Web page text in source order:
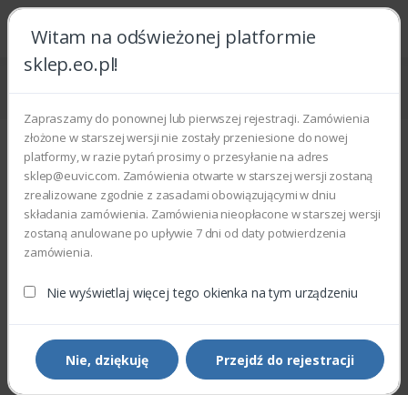
Witam na odświeżonej platformie
sklep.eo.pl!
Zapraszamy do ponownej lub pierwszej rejestracji. Zamówienia
złożone w starszej wersji nie zostały przeniesione do nowej
platformy, w razie pytań prosimy o przesyłanie na adres
sklep@euvic.com. Zamówienia otwarte w starszej wersji zostaną
zrealizowane zgodnie z zasadami obowiązującymi w dniu
składania zamówienia. Zamówienia nieopłacone w starszej wersji
zostaną anulowane po upływie 7 dni od daty potwierdzenia
zamówienia.
Nie wyświetlaj więcej tego okienka na tym urządzeniu
Nie, dziękuję Przejdź do rejestracji
Strona główna Części zamienne